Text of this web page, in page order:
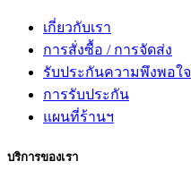
เกี่ยวกับเรา
การสั่งซื้อ / การจัดส่ง
รับประกันความพึงพอใจ
การรับประกัน
แผนที่ร้านฯ
บริการของเรา